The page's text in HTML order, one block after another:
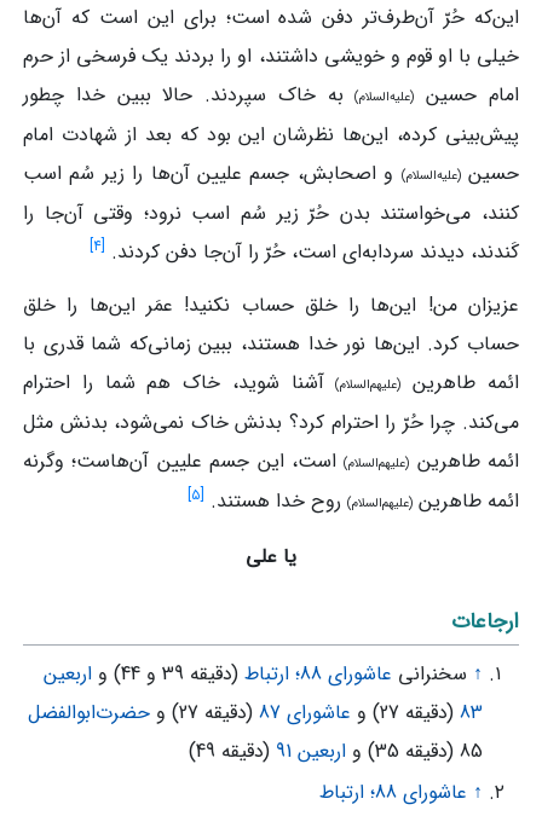
این‌که حُرّ آن‌طرف‌تر دفن شده‌ است؛ برای این‌ است که آن‌ها
خیلی با او قوم و خویشی داشتند، او را بردند یک فرسخی از حرم
امام‌ حسین
(علیه‌السلام)به خاک سپردند. حالا ببین خدا چطور
پیش‌بینی کرده، این‌ها نظرشان این‌ بود که بعد از شهادت امام‌
حسین(علیه‌السلام) و اصحابش، جسم علیین آن‌ها را زیر سُم اسب
کنند، می‌خواستند بدن حُرّ زیر سُم اسب نرود؛ وقتی آن‌جا را
کَندند، دیدند سردابه‌ای است، حُرّ را آن‌جا دفن کردند. [۴]
عزیزان من! این‌ها را خلق حساب نکنید! عمَر این‌ها را خلق
حساب کرد. این‌ها نور خدا هستند، ببین زمانی‌که شما قدری با
ائمه‌ طاهرین
(علیهم‌السلام)آشنا شوید، خاک هم شما را احترام
می‌کند. چرا حُرّ را احترام کرد؟ بدنش خاک نمی‌شود، بدنش مثل
ائمه‌ طاهرین (علیهم‌السلام)است، این جسم علیین آن‌هاست؛ وگرنه
ائمه‌ طاهرین (علیهم‌السلام) روح خدا هستند. [۵]
یا علی
ارجاعات
↑ سخنرانی عاشورای 88؛ ارتباط (دقیقه 39 و 44) و
اربعین
83 (دقیقه 27) و عاشورای 87 (دقیقه 27) و
حضرت‌ابوالفضل
85 (دقیقه 35) و
اربعین 91
(دقیقه 49)
↑ عاشورای 88؛ ارتباط